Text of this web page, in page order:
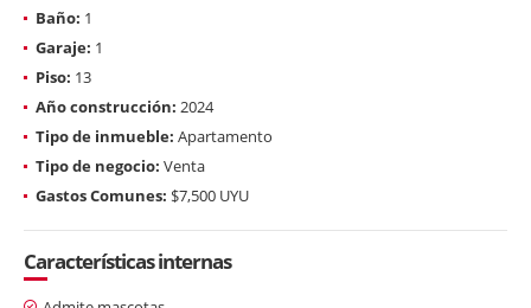
Baño: 1
Garaje: 1
Piso: 13
Año construcción: 2024
Tipo de inmueble: Apartamento
Tipo de negocio: Venta
Gastos Comunes: $7,500 UYU
Características internas